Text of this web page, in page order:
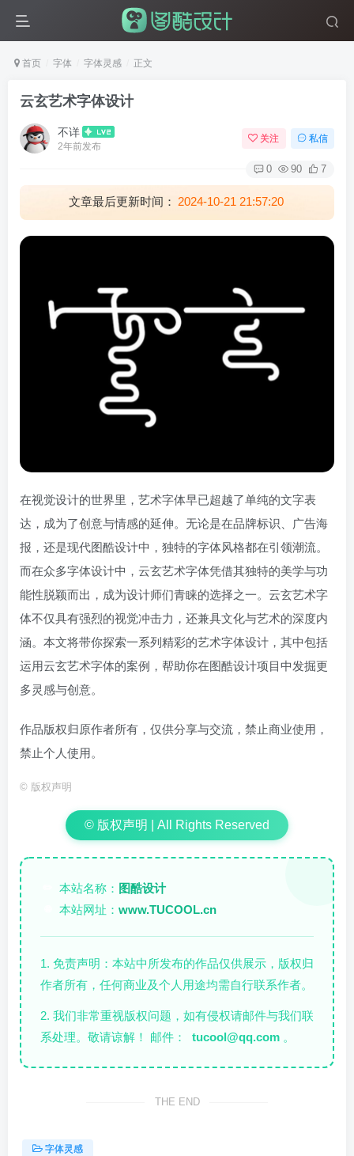
首页 字体 字体灵感 正文
云玄艺术字体设计
不详
2年前发布
关注 私信
0 90 7
文章最后更新时间： 2024-10-21 21:57:20
在视觉设计的世界里，艺术字体早已超越了单纯的文字表
达，成为了创意与情感的延伸。无论是在品牌标识、广告海
报，还是现代图酷设计中，独特的字体风格都在引领潮流。
而在众多字体设计中，云玄艺术字体凭借其独特的美学与功
能性脱颖而出，成为设计师们青睐的选择之一。云玄艺术字
体不仅具有强烈的视觉冲击力，还兼具文化与艺术的深度内
涵。本文将带你探索一系列精彩的艺术字体设计，其中包括
运用云玄艺术字体的案例，帮助你在图酷设计项目中发掘更
多灵感与创意。
作品版权归原作者所有，仅供分享与交流，禁止商业使用，
禁止个人使用。
© 版权声明
© 版权声明 | All Rights Reserved
本站名称： 图酷设计
本站网址： www.TUCOOL.cn
1. 免责声明：本站中所发布的作品仅供展示，版权归
作者所有，任何商业及个人用途均需自行联系作者。
2. 我们非常重视版权问题，如有侵权请邮件与我们联
系处理。敬请谅解！ 邮件：
tucool@qq.com 。
THE END
字体灵感